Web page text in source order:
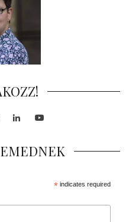
LinkedInYoutube
*indicates required